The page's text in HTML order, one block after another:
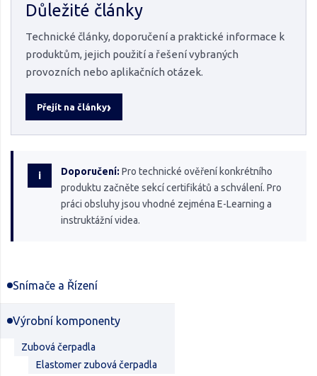
Důležité články
Technické články, doporučení a praktické informace k
produktům, jejich použití a řešení vybraných
provozních nebo aplikačních otázek.
Přejít na články
i Doporučení: Pro technické ověření konkrétního
produktu začněte sekcí certifikátů a schválení. Pro
práci obsluhy jsou vhodné zejména E-Learning a
instruktážní videa.
Snímače a Řízení
Výrobní komponenty
Zubová čerpadla
Elastomer zubová čerpadla